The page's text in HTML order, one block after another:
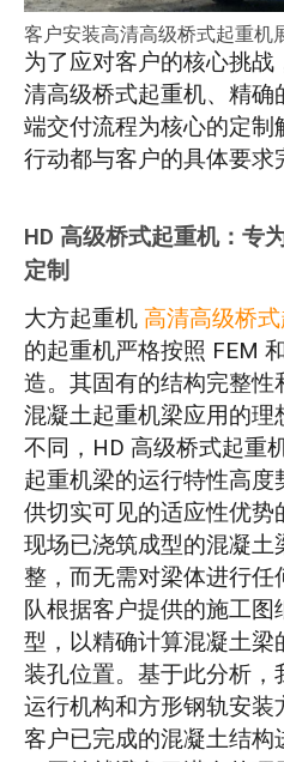
客户安装高清高级桥式起重机
为了应对客户的核心挑
清高级桥式起重机、精
端交付流程为核心的定
行动都与客户的具体要求
HD 高级桥式起重机：专
定制
大方起重机高清高级桥
的起重机严格按照 FEM
造。其固有的结构完整
混凝土起重机梁应用的
不同，HD 高级桥式起重
起重机梁的运行特性高
供切实可见的适应性优
现场已浇筑成型的混凝
整，而无需对梁体进行
队根据客户提供的施工图
型，以精确计算混凝土
装孔位置。基于此分析
运行机构和方形钢轨安
客户已完成的混凝土结